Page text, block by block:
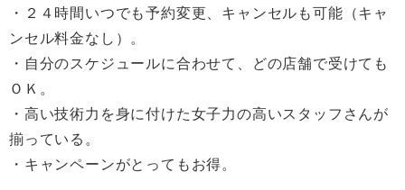
・２４時間いつでも予約変更、キャンセルも可能（キャ
ンセル料金なし）。
・自分のスケジュールに合わせて、どの店舗で受けても
ＯＫ。
・高い技術力を身に付けた女子力の高いスタッフさんが
揃っている。
・キャンペーンがとってもお得。